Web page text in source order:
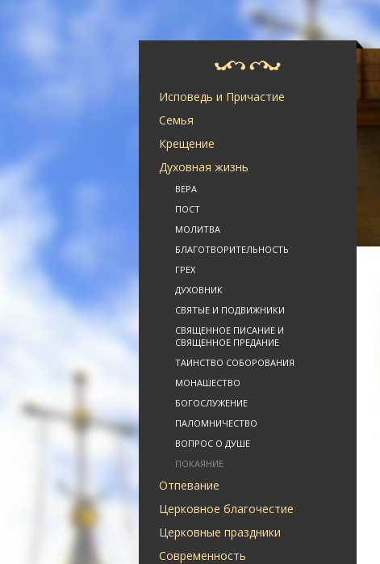
Исповедь и Причастие
Семья
Крещение
Духовная жизнь
ВЕРА
ПОСТ
МОЛИТВА
БЛАГОТВОРИТЕЛЬНОСТЬ
ГРЕХ
ДУХОВНИК
СВЯТЫЕ И ПОДВИЖНИКИ
СВЯЩЕННОЕ ПИСАНИЕ И
СВЯЩЕННОЕ ПРЕДАНИЕ
ТАИНСТВО СОБОРОВАНИЯ
МОНАШЕСТВО
БОГОСЛУЖЕНИЕ
ПАЛОМНИЧЕСТВО
ВОПРОС О ДУШЕ
ПОКАЯНИЕ
Отпевание
Церковное благочестие
Церковные праздники
Современность